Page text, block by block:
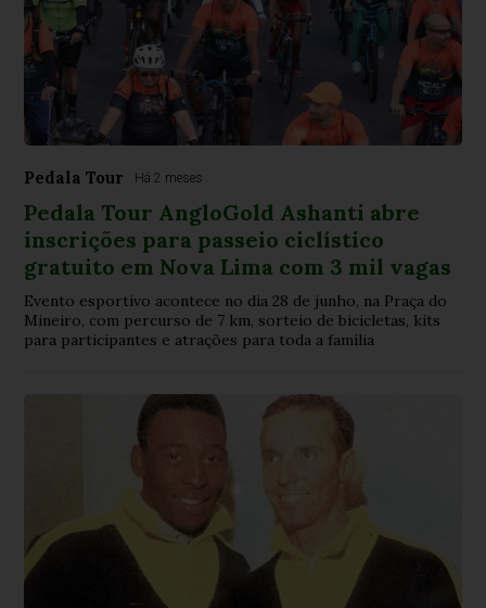
Pedala Tour Há 2 meses
Pedala Tour AngloGold Ashanti abre
inscrições para passeio ciclístico
gratuito em Nova Lima com 3 mil vagas
Evento esportivo acontece no dia 28 de junho, na Praça do
Mineiro, com percurso de 7 km, sorteio de bicicletas, kits
para participantes e atrações para toda a família